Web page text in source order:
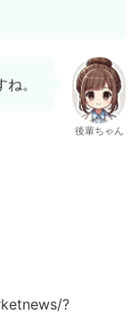
。
後輩ちゃん
?